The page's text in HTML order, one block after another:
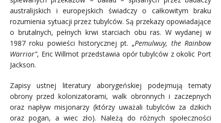
australijskich i europejskich świadczy o całkowitym braku
rozumienia sytuacji przez tubylców. Są przekazy opowiadające
o brutalnych, pełnych krwi starciach obu ras. W wydanej w
1987 roku powieści historycznej pt. „Pemulwuy, the Rainbow
Warrior”, Eric Willmot przedstawia opór tubylców z okolic Port
Jackson.
Zapisy ustnej literatury aborygeńskiej podejmują tematy
obrony przed kolonizatorami, walk obronnych i zaczepnych
oraz napływ misjonarzy (którzy uważali tubylców za dzikich
oraz pogan, a wiec zło). Należą do różnych społeczności